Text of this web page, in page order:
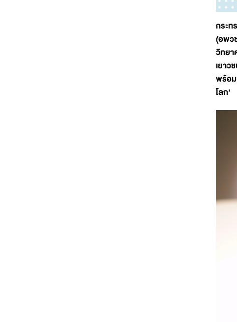
กระท
(อพว
วิทยา
เยาว
พร้อม
โลก’